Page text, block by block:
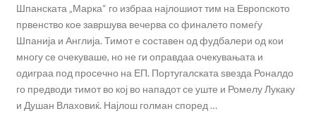
Шпанската „Марка“ го избраа најлошиот тим на Европското
првенство кое завршува вечерва со финалето помеѓу
Шпанија и Англија. Тимот е составен од фудбалери од кои
многу се очекуваше, но не ги оправдаа очекувањата и
одиграа под просечно на ЕП. Португалската ѕвезда Роналдо
го предводи тимот во кој во нападот се уште и Ромелу Лукаку
и Душан Влаховиќ. Најлош голман според …